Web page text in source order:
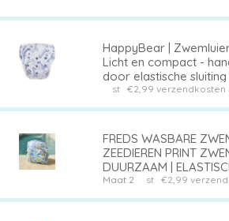
HappyBear |
Licht en compact -
door elastische sluiting
€2,99
FREDS WASBARE
ZEEDIEREN PRINT
DUURZAAM |
PASVORM | CE & EAC
Maat 2 €2,99